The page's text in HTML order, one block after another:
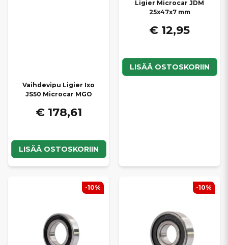
Vaihdevipu Ligier Ixo
JS50 Microcar MGO
€ 178,61
LISÄÄ OSTOSKORIIN
Ligier Microcar JDM
25x47x7 mm
€ 12,95
LISÄÄ OSTOSKORIIN
-10% -10%